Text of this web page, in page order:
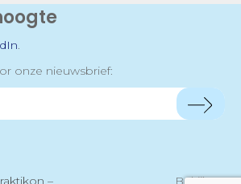
.
onze nieuwsbrief:
– Bekijk